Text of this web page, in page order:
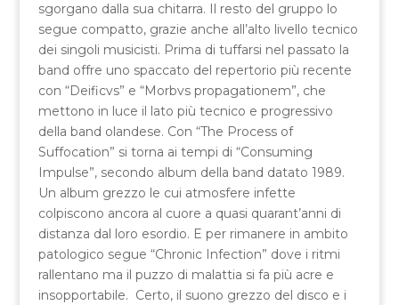
sgorgano dalla sua chitarra. Il resto del gruppo lo
segue compatto, grazie anche all’alto livello tecnico
dei singoli musicisti. Prima di tuffarsi nel passato la
band offre uno spaccato del repertorio più recente
con “Deificvs” e “Morbvs propagationem”, che
mettono in luce il lato più tecnico e progressivo
della band olandese. Con “The Process of
Suffocation” si torna ai tempi di “Consuming
Impulse”, secondo album della band datato 1989.
Un album grezzo le cui atmosfere infette
colpiscono ancora al cuore a quasi quarant’anni di
distanza dal loro esordio. E per rimanere in ambito
patologico segue “Chronic Infection” dove i ritmi
rallentano ma il puzzo di malattia si fa più acre e
insopportabile. Certo, il suono grezzo del disco e i